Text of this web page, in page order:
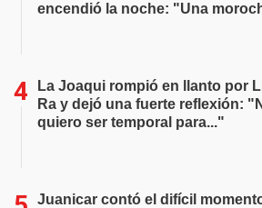
encendió la noche: "Una
La Joaqui rompió en llanto por
Ra y dejó una fuerte reflexión:
quiero ser temporal para..."
Juanicar contó el difícil